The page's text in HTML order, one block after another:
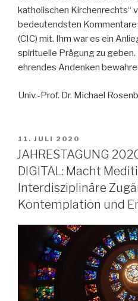
katholischen Kirchenrechts“
bedeutendsten Kommentare
(CIC) mit. Ihm war es ein
spirituelle Prägung zu geben.
ehrendes Andenken
Univ.-Prof. Dr. Michael
VERÖFFENTLICHT
AM
11. JULI 2020
JAHRESTAGUNG
DIGITAL: Macht
Interdisziplinäre
Kontemplation und